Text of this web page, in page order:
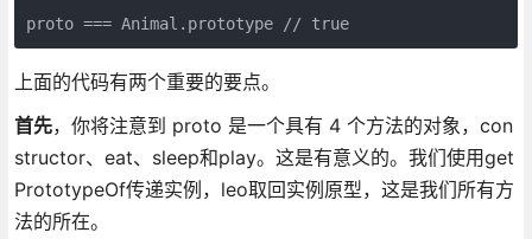
proto === Animal.prototype // true
上面的代码有两个重要的要点。
首先，你将注意到 proto 是一个具有 4 个方法的对象，con
structor、eat、sleep和play。这是有意义的。我们使用get
PrototypeOf传递实例，leo取回实例原型，这是我们所有方
法的所在。